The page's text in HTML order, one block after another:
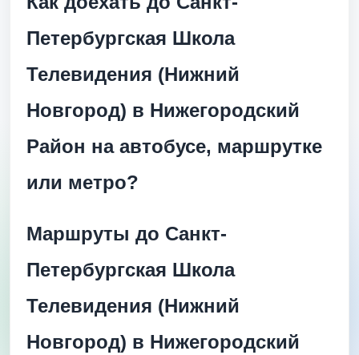
Петербургская Школа
Телевидения (Нижний
Новгород) в Нижегородский
Район на автобусе, маршрутке
или метро?
Маршруты до Санкт-
Петербургская Школа
Телевидения (Нижний
Новгород) в Нижегородский